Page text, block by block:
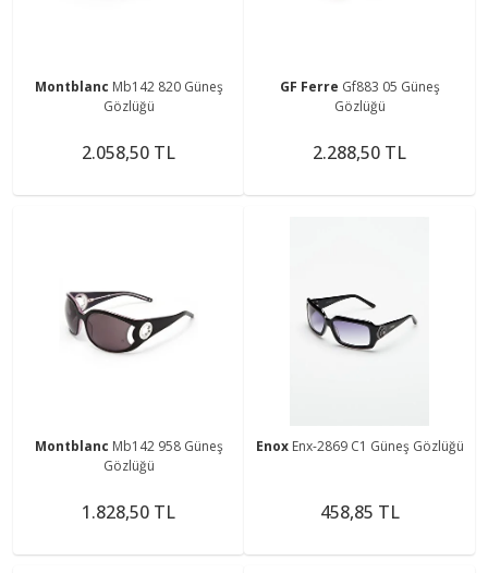
Montblanc Mb142 820 Güneş
Gözlüğü
2.058,50 TL
GF Ferre Gf883 05 Güneş
Gözlüğü
2.288,50 TL
Montblanc Mb142 958 Güneş
Gözlüğü
1.828,50 TL
Enox Enx-2869 C1 Güneş Gözlüğü
458,85 TL